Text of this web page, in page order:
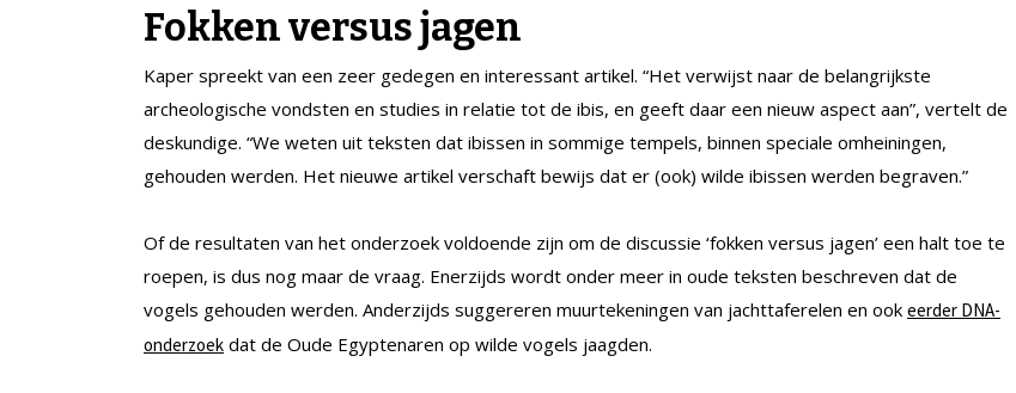
Fokken versus jagen
Kaper spreekt van een zeer gedegen en interessant artikel. “Het verwijst naar de belangrijkste
archeologische vondsten en studies in relatie tot de ibis, en geeft daar een nieuw aspect aan”, vertelt de
deskundige. “We weten uit teksten dat ibissen in sommige tempels, binnen speciale omheiningen,
gehouden werden. Het nieuwe artikel verschaft bewijs dat er (ook) wilde ibissen werden begraven.”
Of de resultaten van het onderzoek voldoende zijn om de discussie ‘fokken versus jagen’ een halt toe te
roepen, is dus nog maar de vraag. Enerzijds wordt onder meer in oude teksten beschreven dat de
vogels gehouden werden. Anderzijds suggereren muurtekeningen van jachttaferelen en ook eerder DNA-
onderzoek dat de Oude Egyptenaren op wilde vogels jaagden.